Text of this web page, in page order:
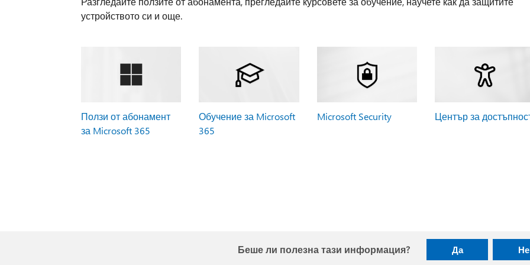
устройството си и още.
Ползи от абонамент
за Microsoft 365
Обучение за Microsoft
365
Microsoft Security Център за
Беше ли полезна тази информация? Да Не